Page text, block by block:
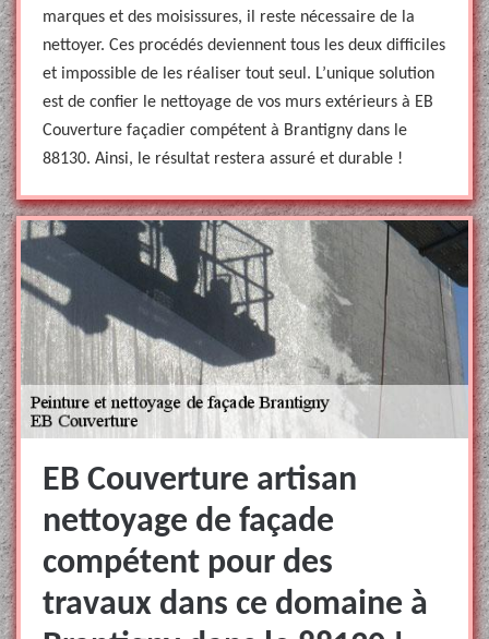
marques et des moisissures, il reste nécessaire de la
nettoyer. Ces procédés deviennent tous les deux difficiles
et impossible de les réaliser tout seul. L’unique solution
est de confier le nettoyage de vos murs extérieurs à EB
Couverture façadier compétent à Brantigny dans le
88130. Ainsi, le résultat restera assuré et durable !
EB Couverture artisan
nettoyage de façade
compétent pour des
travaux dans ce domaine à